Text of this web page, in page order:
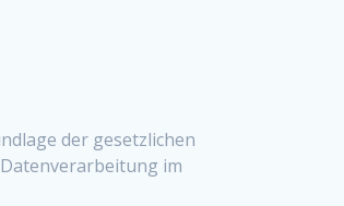
der gesetzlichen
im